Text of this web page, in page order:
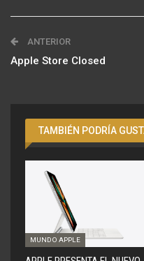
ANTERIOR
Apple Store Closed
TAMBIÉN PODRÍA
MUNDO APPLE